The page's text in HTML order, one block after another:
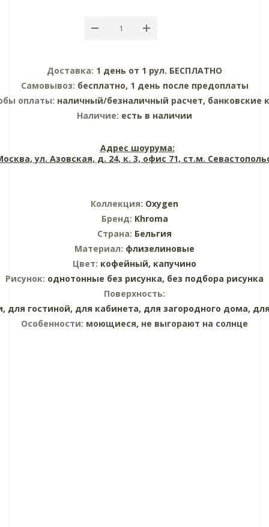
Доставка: 1 день от 1 рул. БЕСПЛАТНО
Самовывоз: бесплатно, 1 день после предоплаты
оплаты: наличный/безналичный расчет, банковские
Наличие: есть в наличии
Адрес шоурума:
ул. Азовская, д. 24, к. 3, офис 71, ст.м.
Коллекция: Oxygen
Бренд: Khroma
Страна: Бельгия
Материал: флизелиновые
Цвет: кофейный, капучино
Рисунок: однотонные без рисунка, без подбора рисунка
Поверхность:
для гостиной, для кабинета, для загородного дома,
Особенности: моющиеся, не выгорают на солнце